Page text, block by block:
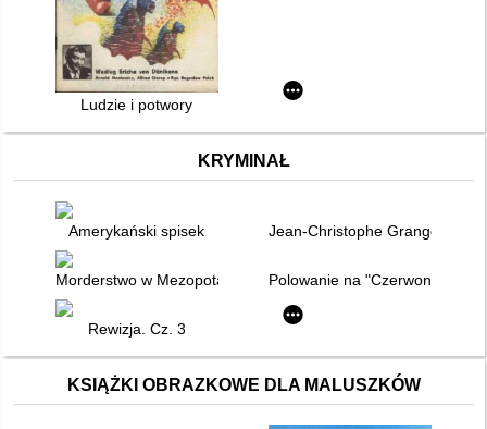
Ludzie i potwory
KRYMINAŁ
Amerykański spisek Jean-Christophe Grange
Morderstwo w Mezopotamii Polowanie na "Czerwony
Rewizja. Cz. 3
KSIĄŻKI OBRAZKOWE DLA MALUSZKÓW